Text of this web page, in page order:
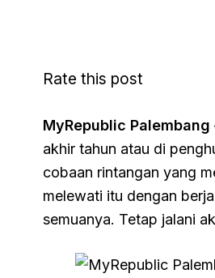
Rate this post
MyRepublic Palembang
akhir tahun atau di
cobaan rintangan yang
melewati itu dengan
semuanya. Tetap jalani